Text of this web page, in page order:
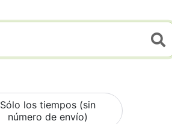
Sólo los tiempos (sin
número de envío)